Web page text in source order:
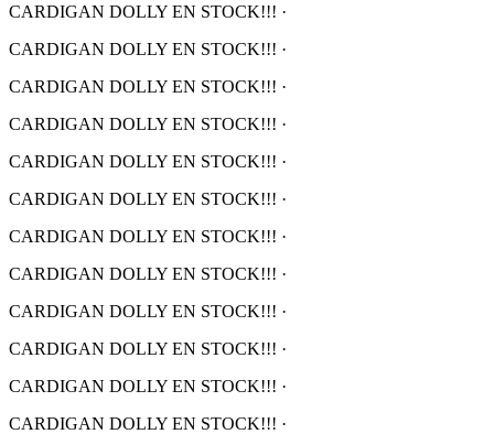
CARDIGAN DOLLY EN STOCK!!! ·
CARDIGAN DOLLY EN STOCK!!! ·
CARDIGAN DOLLY EN STOCK!!! ·
CARDIGAN DOLLY EN STOCK!!! ·
CARDIGAN DOLLY EN STOCK!!! ·
CARDIGAN DOLLY EN STOCK!!! ·
CARDIGAN DOLLY EN STOCK!!! ·
CARDIGAN DOLLY EN STOCK!!! ·
CARDIGAN DOLLY EN STOCK!!! ·
CARDIGAN DOLLY EN STOCK!!! ·
CARDIGAN DOLLY EN STOCK!!! ·
CARDIGAN DOLLY EN STOCK!!! ·